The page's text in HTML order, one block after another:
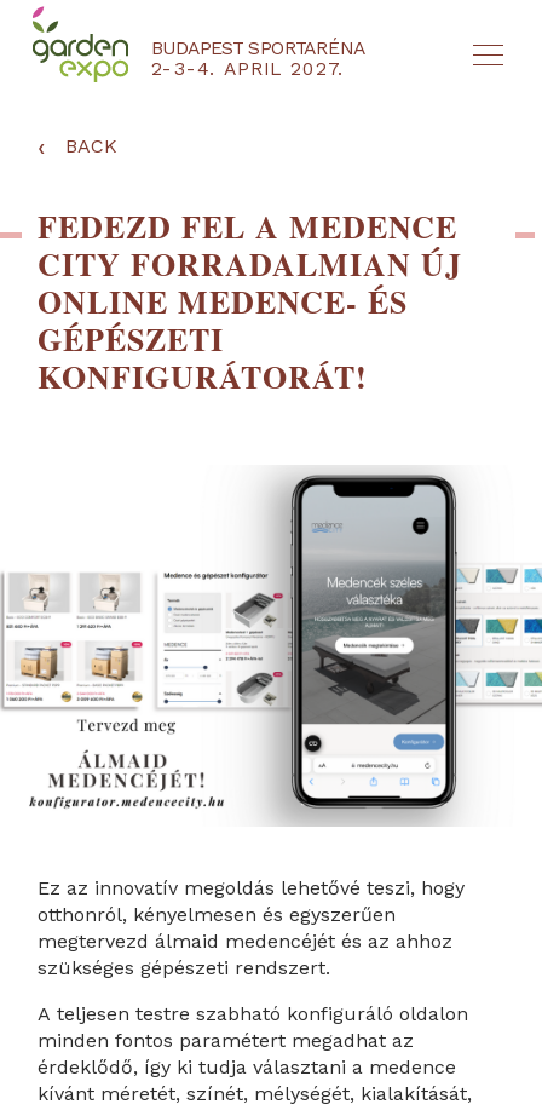
BUDAPEST SPORTARÉNA
2-3-4. APRIL 2027.
NYEREMÉNYJÁTÉK / REGISZTRÁCIÓ
‹ BACK
FEDEZD FEL A MEDENCE
CITY FORRADALMIAN ÚJ
ONLINE MEDENCE- ÉS
GÉPÉSZETI
KONFIGURÁTORÁT!
Ez az innovatív megoldás lehetővé teszi, hogy
otthonról, kényelmesen és egyszerűen
megtervezd álmaid medencéjét és az ahhoz
szükséges gépészeti rendszert.
A teljesen testre szabható konfiguráló oldalon
minden fontos paramétert megadhat az
érdeklődő, így ki tudja választani a medence
kívánt méretét, színét, mélységét, kialakítását,